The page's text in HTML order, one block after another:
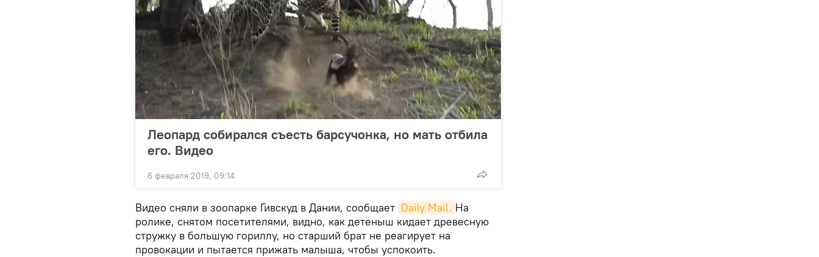
Леопард собирался съесть барсучонка, но мать отбила
его. Видео
6 февраля 2019, 09:14
Видео сняли в зоопарке Гивскуд в Дании, сообщает Daily Mail. На
ролике, снятом посетителями, видно, как детеныш кидает древесную
стружку в большую гориллу, но старший брат не реагирует на
провокации и пытается прижать малыша, чтобы успокоить.